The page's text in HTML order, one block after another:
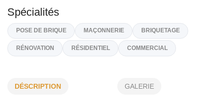
555, Ch du Pont, Lac-des-Écorces,
(819) 660-4128
Sur demande
DÉSCRIPTION GALERIE